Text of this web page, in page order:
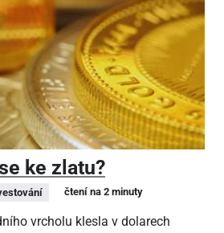
ke zlatu?
čtení na 2 minuty
vrcholu klesla v dolarech